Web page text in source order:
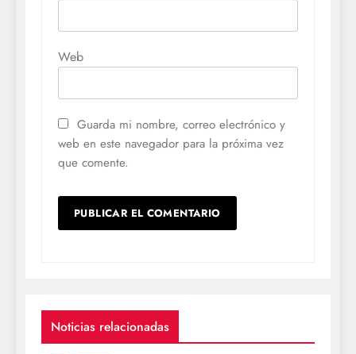
Web
Guarda mi nombre, correo electrónico y
web en este navegador para la próxima vez
que comente.
Noticias relacionadas